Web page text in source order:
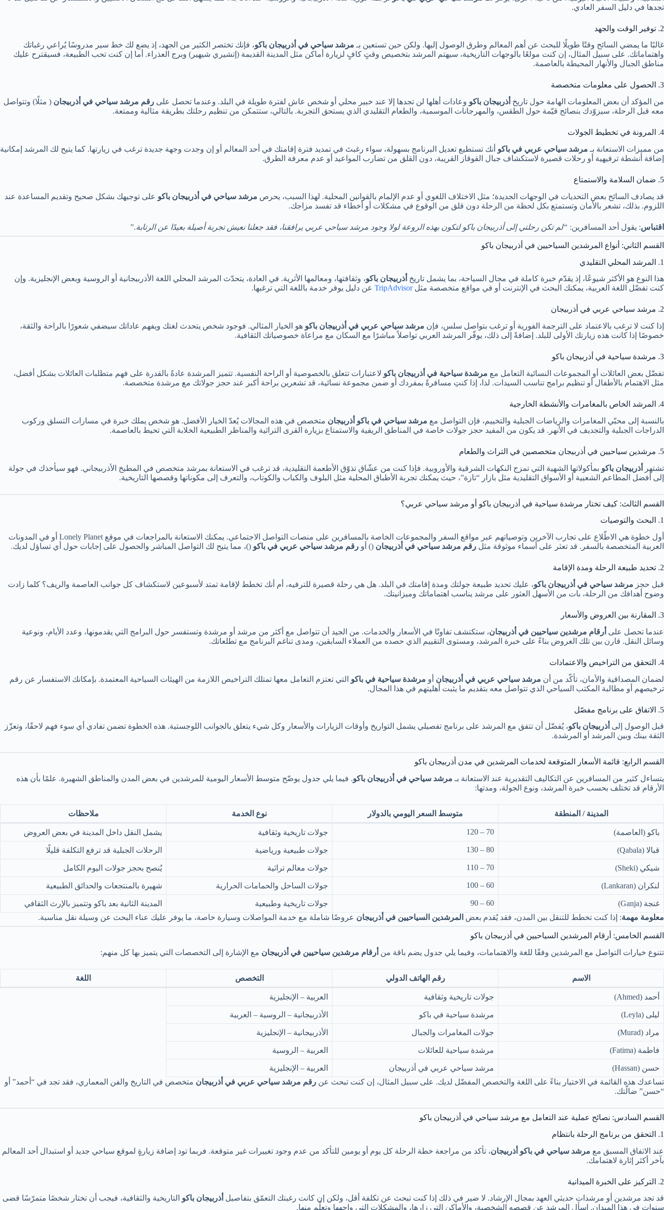
تجدها في دليل السفر العادي.
2. توفير الوقت والجهد
غالبًا ما يمضي السائح وقتًا طويلًا للبحث عن أهم المعالم وطرق الوصول إليها. ولكن حين تستعين بـ مرشد سياحي في أذربيجان باكو، فإنك تختصر الكثير من الجهد، إذ يضع لك خط سير مدروسًا يُراعي رغباتك
واهتماماتك. على سبيل المثال، إن كنت مولعًا بالوجهات التاريخية، سيهتم المرشد بتخصيص وقتٍ كافٍ لزيارة أماكن مثل المدينة القديمة (إتشيري شيهير) وبرج العذراء. أما إن كنت تحب الطبيعة، فسيقترح عليك
مناطق الجبال والأنهار المحيطة بالعاصمة.
3. الحصول على معلومات متخصصة
من المؤكد أن بعض المعلومات الهامة حول تاريخ أذربيجان باكو وعادات أهلها لن تجدها إلا عند خبير محلي أو شخص عاش لفترة طويلة في البلد. وعندما تحصل على رقم مرشد سياحي في أذربيجان ( مثلًا) وتتواصل
معه قبل الرحلة، سيزوّدك بنصائح قيّمة حول الطقس، والمهرجانات الموسمية، والطعام التقليدي الذي يستحق التجربة. بالتالي، ستتمكن من تنظيم رحلتك بطريقة مثالية وممتعة.
4. المرونة في تخطيط الجولات
من مميزات الاستعانة بـ مرشد سياحي عربي في باكو أنك تستطيع تعديل البرنامج بسهولة، سواء رغبتَ في تمديد فترة إقامتك في أحد المعالم أو إن وجدت وجهة جديدة ترغب في زيارتها. كما يتيح لك المرشد إمكانية
إضافة أنشطة ترفيهية أو رحلات قصيرة لاستكشاف جبال القوقاز القريبة، دون القلق من تضارب المواعيد أو عدم معرفة الطرق.
5. ضمان السلامة والاستمتاع
قد يصادف السائح بعض التحديات في الوجهات الجديدة؛ مثل الاختلاف اللغوي أو عدم الإلمام بالقوانين المحلية. لهذا السبب، يحرص مرشد سياحي في أذربيجان باكو على توجيهك بشكل صحيح وتقديم المساعدة عند
اللزوم. بذلك، تشعر بالأمان وتستمتع بكل لحظة من الرحلة دون قلق من الوقوع في مشكلات أو أخطاء قد تفسد مزاجك.
اقتباس: يقول أحد المسافرين: “لم تكن رحلتي إلى أذربيجان باكو لتكون بهذه الروعة لولا وجود مرشد سياحي عربي يرافقنا، فقد جعلنا نعيش تجربة أصيلة بعيدًا عن الرتابة.”
القسم الثاني: أنواع المرشدين السياحيين في أذربيجان باكو
1. المرشد المحلي التقليدي
هذا النوع هو الأكثر شيوعًا، إذ يقدّم خبرة كاملة في مجال السياحة، بما يشمل تاريخ أذربيجان باكو، وثقافتها، ومعالمها الأثرية. في العادة، يتحدّث المرشد المحلي اللغة الأذربيجانية أو الروسية وبعض الإنجليزية. وإن
كنت تفضّل اللغة العربية، يمكنك البحث في الإنترنت أو في مواقع متخصصة مثلTripAdvisor عن دليل يوفر خدمة باللغة التي ترغبها.
2. مرشد سياحي عربي في أذربيجان
إذا كنت لا ترغب بالاعتماد على الترجمة الفورية أو ترغب بتواصل سلس، فإن مرشد سياحي عربي في أذربيجان باكو هو الخيار المثالي. فوجود شخص يتحدث لغتك ويفهم عاداتك سيضفي شعورًا بالراحة والثقة،
خصوصًا إذا كانت هذه زيارتك الأولى للبلد. إضافةً إلى ذلك، يوفّر المرشد العربي تواصلاً مباشرًا مع السكان مع مراعاة خصوصياتك الثقافية.
3. مرشدة سياحية في أذربيجان باكو
تفضّل بعض العائلات أو المجموعات النسائية التعامل مع مرشدة سياحية في أذربيجان باكو لاعتبارات تتعلق بالخصوصية أو الراحة النفسية. تتميز المرشدة عادةً بالقدرة على فهم متطلبات العائلات بشكل أفضل،
مثل الاهتمام بالأطفال أو تنظيم برامج تناسب السيدات. لذا، إذا كنتِ مسافرةً بمفردك أو ضمن مجموعة نسائية، قد تشعرين براحة أكبر عند حجز جولاتك مع مرشدة متخصصة.
4. المرشد الخاص بالمغامرات والأنشطة الخارجية
بالنسبة إلى محبّي المغامرات والرياضات الجبلية والتخييم، فإن التواصل مع مرشد سياحي في باكو أذربيجان متخصص في هذه المجالات يُعدّ الخيار الأفضل. هو شخص يملك خبرة في مسارات التسلق وركوب
الدراجات الجبلية والتجديف في الأنهر. قد يكون من المفيد حجز جولات خاصة في المناطق الريفية والاستمتاع بزيارة القرى التراثية والمناظر الطبيعية الخلابة التي تحيط بالعاصمة.
5. مرشدين سياحيين في أذربيجان متخصصين في التراث والطعام
تشتهر
أذربيجان باكو بمأكولاتها الشهية التي تمزج النكهات الشرقية والأوروبية. فإذا كنت من عشّاق تذوّق الأطعمة التقليدية، قد ترغب في الاستعانة بمرشد متخصص في المطبخ الأذربيجاني. فهو سيأخذك في جولة
إلى أفضل المطاعم الشعبية أو الأسواق التقليدية مثل بازار “تازة”، حيث يمكنك تجربة الأطباق المحلية مثل البلوف والكباب والكوتاب، والتعرف إلى مكوناتها وقصصها التاريخية.
القسم الثالث: كيف تختار مرشدة سياحية في أذربيجان باكو أو مرشد سياحي عربي؟
1. البحث والتوصيات
أول خطوة هي الاطّلاع على تجارب الآخرين وتوصياتهم عبر مواقع السفر والمجموعات الخاصة بالمسافرين على منصات التواصل الاجتماعي. يمكنك الاستعانة بالمراجعات في موقع Lonely Planet أو في المدونات
العربية المتخصصة بالسفر. قد تعثر على أسماء موثوقة مثل رقم مرشد سياحي في أذربيجان () أو رقم مرشد سياحي عربي في باكو ()، مما يتيح لك التواصل المباشر والحصول على إجابات حول أي تساؤل لديك.
2. تحديد طبيعة الرحلة ومدة الإقامة
قبل حجز مرشد سياحي في أذربيجان باكو، عليك تحديد طبيعة جولتك ومدة إقامتك في البلد. هل هي رحلة قصيرة للترفيه، أم أنك تخطط لإقامة تمتد لأسبوعين لاستكشاف كل جوانب العاصمة والريف؟ كلما زادت
وضوح أهدافك من الرحلة، بات من الأسهل العثور على مرشد يناسب اهتماماتك وميزانيتك.
3. المقارنة بين العروض والأسعار
عندما تحصل على أرقام مرشدين سياحيين في أذربيجان، ستكتشف تفاوتًا في الأسعار والخدمات. من الجيد أن تتواصل مع أكثر من مرشد أو مرشدة وتستفسر حول البرامج التي يقدمونها، وعدد الأيام، ونوعية
وسائل النقل. قارن بين تلك العروض بناءً على خبرة المرشد، ومستوى التقييم الذي حصده من العملاء السابقين، ومدى تناغم البرنامج مع تطلعاتك.
4. التحقق من التراخيص والاعتمادات
لضمان المصداقية والأمان، تأكّد من أن مرشد سياحي عربي في أذربيجان أو مرشدة سياحية في باكو التي تعتزم التعامل معها تمتلك التراخيص اللازمة من الهيئات السياحية المعتمدة. بإمكانك الاستفسار عن رقم
ترخيصهم أو مطالبة المكتب السياحي الذي تتواصل معه بتقديم ما يثبت أهليتهم في هذا المجال.
5. الاتفاق على برنامج مفصّل
قبل الوصول إلى أذربيجان باكو، يُفضّل أن تتفق مع المرشد على برنامج تفصيلي يشمل التواريخ وأوقات الزيارات والأسعار وكل شيء يتعلق بالجوانب اللوجستية. هذه الخطوة تضمن تفادي أي سوء فهم لاحقًا، وتعزّز
الثقة بينك وبين المرشد أو المرشدة.
القسم الرابع: قائمة الأسعار المتوقعة لخدمات المرشدين في مدن أذربيجان باكو
يتساءل كثير من المسافرين عن التكاليف التقديرية عند الاستعانة بـ مرشد سياحي في أذربيجان باكو. فيما يلي جدول يوضّح متوسط الأسعار اليومية للمرشدين في بعض المدن والمناطق الشهيرة. علمًا بأن هذه
الأرقام قد تختلف بحسب خبرة المرشد، ونوع الجولة، ومدتها:
المدينة / المنطقة متوسط السعر اليومي بالدولار نوع الخدمة ملاحظات
باكو (العاصمة) 70 – 120 جولات تاريخية وثقافية يشمل النقل داخل المدينة في بعض العروض
قبالا (Qabala) 80 – 130 جولات طبيعية ورياضية الرحلات الجبلية قد ترفع التكلفة قليلًا
شيكي (Sheki) 70 – 110 جولات معالم تراثية يُنصح بحجز جولات اليوم الكامل
لنكران (Lankaran) 60 – 100 جولات الساحل والحمامات الحرارية شهيرة بالمنتجعات والحدائق الطبيعية
غنجة (Ganja) 60 – 90 جولات تاريخية وطبيعية
المدينة الثانية بعد باكو وتتميز بالإرث الثقافي
معلومة مهمة: إذا كنت تخطط للتنقل بين المدن، فقد يُقدم بعض المرشدين السياحيين في أذربيجان عروضًا شاملة مع خدمة المواصلات وسيارة خاصة، ما يوفر عليك عناء البحث عن وسيلة نقل مناسبة.
القسم الخامس: أرقام المرشدين السياحيين في أذربيجان باكو
تتنوع خيارات التواصل مع المرشدين وفقًا للغة والاهتمامات، وفيما يلي جدول يضم باقة من أرقام مرشدين سياحيين في أذربيجان مع الإشارة إلى التخصصات التي يتميز بها كل منهم:
الاسم رقم الهاتف الدولي التخصص اللغة
أحمد (Ahmed) جولات تاريخية وثقافية العربية – الإنجليزية
ليلى (Leyla) مرشدة سياحية في باكو الأذربيجانية – الروسية – العربية
مراد (Murad) جولات المغامرات والجبال الأذربيجانية – الإنجليزية
فاطمة (Fatima) مرشدة سياحية للعائلات العربية – الروسية
حسن (Hassan) مرشد سياحي عربي في أذربيجان
العربية – الإنجليزية
تساعدك هذه القائمة في الاختيار بناءً على اللغة والتخصص المفضّل لديك. على سبيل المثال، إن كنت تبحث عن رقم مرشد سياحي عربي في أذربيجان متخصص في التاريخ والفن المعماري، فقد تجد في “أحمد” أو
“حسن” ضالّتك.
القسم السادس: نصائح عملية عند التعامل مع مرشد سياحي في أذربيجان باكو
1. التحقق من برنامج الرحلة بانتظام
عند الاتفاق المسبق مع مرشد سياحي في باكو أذربيجان، تأكد من مراجعة خطة الرحلة كل يوم أو يومين للتأكد من عدم وجود تغييرات غير متوقعة. فربما تود إضافة زيارةٍ لموقع سياحي جديد أو استبدال أحد المعالم
بآخر أكثر إثارة لاهتمامك.
2. التركيز على الخبرة الميدانية
قد تجد مرشدين أو مرشدات حديثي العهد بمجال الإرشاد. لا ضير في ذلك إذا كنت تبحث عن تكلفة أقل، ولكن إن كانت رغبتك التعمّق بتفاصيل أذربيجان باكو التاريخية والثقافية، فيجب أن تختار شخصًا متمرّسًا قضى
سنوات في هذا الميدان. اسأل المرشد عن قصصه الشخصية، والأماكن التي زارها، والمشكلات التي واجهها وتعلّم منها.